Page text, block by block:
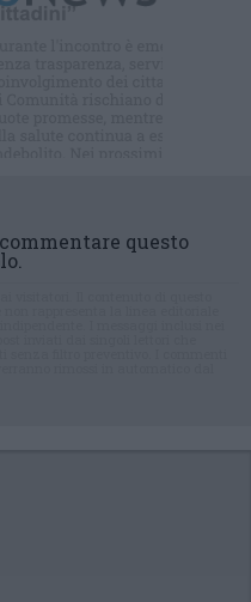
questo